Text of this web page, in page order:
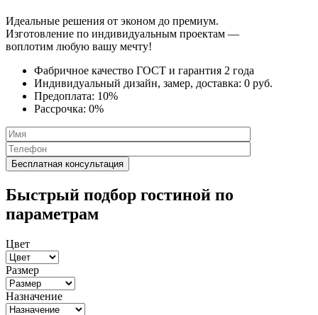
Идеальные решения от эконом до премиум.
Изготовление по индивидуальным проектам —
воплотим любую вашу мечту!
Фабричное качество ГОСТ и гарантия 2 года
Индивидуальный дизайн, замер, доставка: 0 руб.
Предоплата: 10%
Рассрочка: 0%
Быстрый подбор гостиной по
параметрам
Цвет
Размер
Назначение